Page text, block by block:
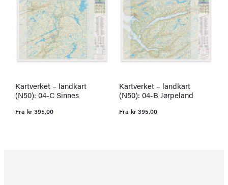
Kartverket – landkart
(N50): 04-C Sinnes
Fra kr395,00
Kartverket – landkart
(N50): 04-B Jørpeland
Fra kr395,00